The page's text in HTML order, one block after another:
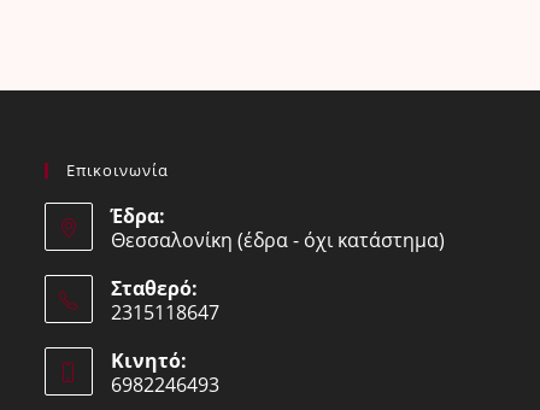
Επικοινωνία
Έδρα:
Θεσσαλονίκη (έδρα - όχι κατάστημα)
Σταθερό:
2315118647
in
your
Κινητό:
6982246493